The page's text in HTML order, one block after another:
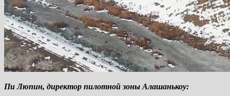
Пи Люпин, директор пилотной зоны Алашанькоу: